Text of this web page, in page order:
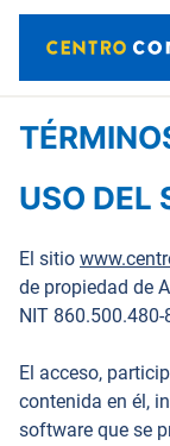
USO DEL
El sitio
de propiedad de
NIT 860.500.480-
El acceso,
contenida en él,
software que se